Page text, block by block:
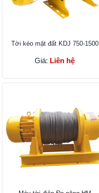
Tời kéo mặt đất KDJ 750-1500
Giá: Liên hệ